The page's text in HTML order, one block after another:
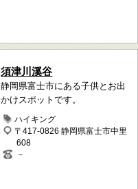
須津川溪谷
静岡県富士市にある子供とお出
かけスポットです。
ハイキング
〒417-0826 静岡県富士市中里
608
－